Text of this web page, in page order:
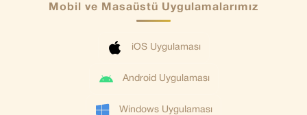
Mobil ve Masaüstü Uygulamalarımız
iOS Uygulaması
Android Uygulaması
Windows Uygulaması